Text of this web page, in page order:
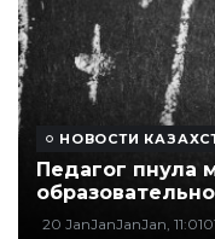
НОВОСТИ
Педагог пнула
20 JanJanJanJan,